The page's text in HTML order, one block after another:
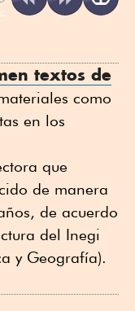
textos de
como
en los
que
de manera
de acuerdo
del Inegi
y Geografía).